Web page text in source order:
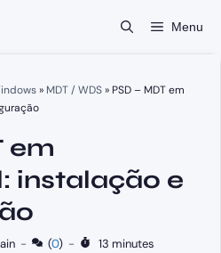
Menu
» MDT / WDS» PSD – MDT em
em
instalação e
- (0) - 13 minutes